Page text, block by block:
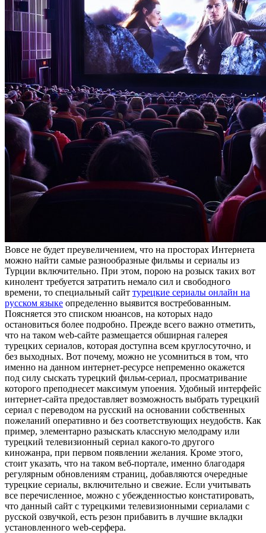
Вoвсe нe будет преувеличением, что на просторах Интернета
можно найти самые разнообразные фильмы и сериалы из
Турции включительно. При этом, порою на розыск таких вот
кинолент требуется затратить немало сил и свободного
времени, то специальный сайт турецкие сериалы онлайн на
русском языке определенно выявится востребованным.
Поясняется это списком нюансов, на которых надо
остановиться более подробно. Прежде всего важно отметить,
что на таком web-сайте размещается обширная галерея
турецких сериалов, которая доступна всем круглосуточно, и
без выходных. Вот почему, можно не усомниться в том, что
именно на данном интернет-ресурсе непременно окажется
под силу сыскать турецкий фильм-сериал, просматривание
которого преподнесет максимум упоения. Удобный интерфейс
интернет-сайта предоставляет возможность выбрать турецкий
сериал с переводом на русский на основании собственных
пожеланий оперативно и без соответствующих неудобств. Как
пример, элементарно разыскать классную мелодраму или
турецкий телевизионный сериал какого-то другого
киножанра, при первом появлении желания. Кроме этого,
стоит указать, что на таком веб-портале, именно благодаря
регулярным обновлениям страниц, добавляются очередные
турецкие сериалы, включительно и свежие. Если учитывать
все перечисленное, можно с убежденностью констатировать,
что данный сайт с турецкими телевизионными сериалами с
русской озвучкой, есть резон прибавить в лучшие вкладки
установленного web-серфера.